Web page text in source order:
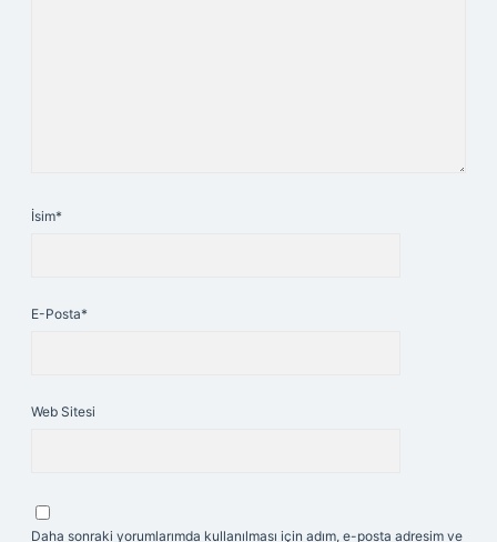
İsim*
E-Posta*
Web Sitesi
Daha sonraki yorumlarımda kullanılması için adım, e-posta adresim ve